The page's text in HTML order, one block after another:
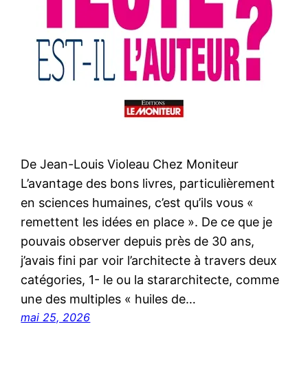
De Jean-Louis Violeau Chez Moniteur
L’avantage des bons livres, particulièrement
en sciences humaines, c’est qu’ils vous «
remettent les idées en place ». De ce que je
pouvais observer depuis près de 30 ans,
j’avais fini par voir l’architecte à travers deux
catégories, 1- le ou la stararchitecte, comme
une des multiples « huiles de…
mai 25, 2026